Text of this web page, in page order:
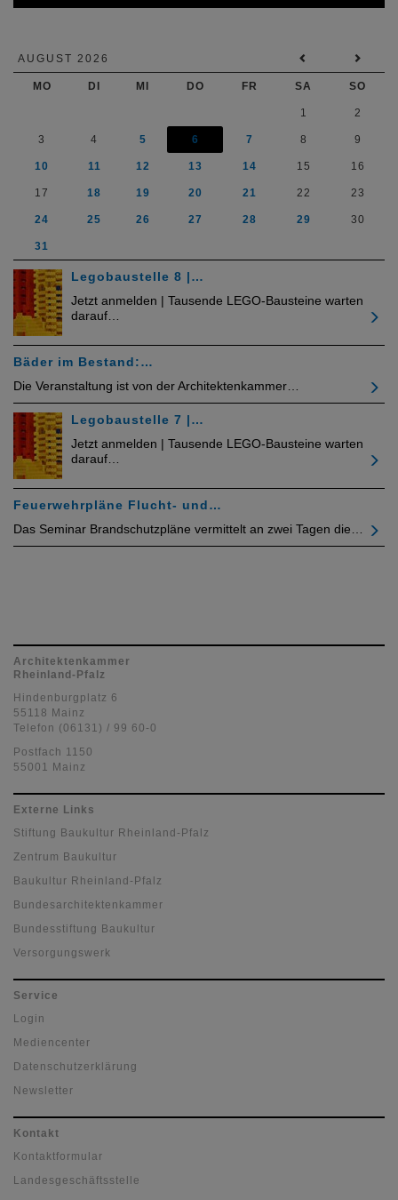
AUGUST 2026
MO DI MI DO FR SA SO
1 2
3 4 5 6 7 8 9
10 11 12 13 14 15 16
17 18 19 20 21 22 23
24 25 26 27 28 29 30
31
Legobaustelle 8 |…
Jetzt anmelden | Tausende LEGO-Bausteine warten
darauf…
Bäder im Bestand:…
Die Veranstaltung ist von der Architektenkammer…
Legobaustelle 7 |…
Jetzt anmelden | Tausende LEGO-Bausteine warten
darauf…
Feuerwehrpläne Flucht- und…
Das Seminar Brandschutzpläne vermittelt an zwei Tagen die…
Architektenkammer
Rheinland-Pfalz
Hindenburgplatz 6
55118 Mainz
Telefon (06131) / 99 60-0
Postfach 1150
55001 Mainz
Externe Links
Stiftung Baukultur Rheinland-Pfalz
Zentrum Baukultur
Baukultur Rheinland-Pfalz
Bundesarchitektenkammer
Bundesstiftung Baukultur
Versorgungswerk
Service
Login
Mediencenter
Datenschutzerklärung
Newsletter
Kontakt
Kontaktformular
Landesgeschäftsstelle